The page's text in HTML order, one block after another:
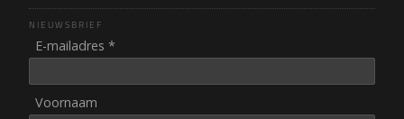
NIEUWSBRIEF
E-mailadres *
Voornaam